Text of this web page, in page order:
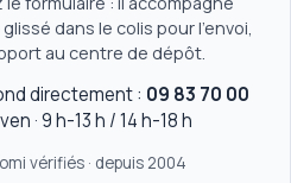
dans le colis pour l'envoi,
au centre de dépôt.
directement : 09 83 70 00
· 9 h-13 h / 14 h-18 h
vérifiés · depuis 2004